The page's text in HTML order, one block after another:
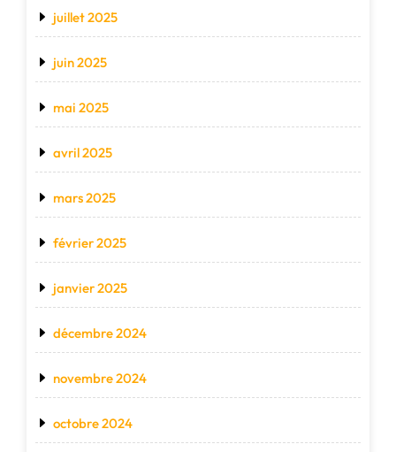
juillet 2025
juin 2025
mai 2025
avril 2025
mars 2025
février 2025
janvier 2025
décembre 2024
novembre 2024
octobre 2024